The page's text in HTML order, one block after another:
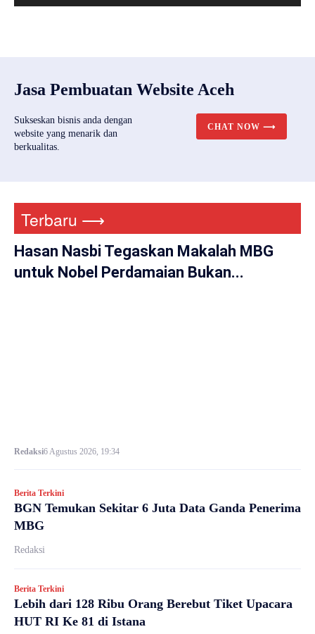
Jasa Pembuatan Website Aceh
Sukseskan bisnis anda dengan
website yang menarik dan
berkualitas.
CHAT NOW ⟶
Terbaru ⟶
Hasan Nasbi Tegaskan Makalah MBG
untuk Nobel Perdamaian Bukan...
Redaksi6 Agustus 2026, 19:34
Berita Terkini
BGN Temukan Sekitar 6 Juta Data Ganda Penerima
MBG
Redaksi
Berita Terkini
Lebih dari 128 Ribu Orang Berebut Tiket Upacara
HUT RI Ke 81 di Istana